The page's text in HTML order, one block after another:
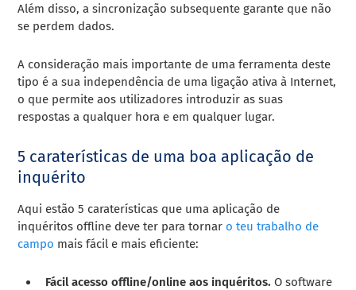
Além disso, a sincronização subsequente garante que não
se perdem dados.
A consideração mais importante de uma ferramenta deste
tipo é a sua independência de uma ligação ativa à Internet,
o que permite aos utilizadores introduzir as suas
respostas a qualquer hora e em qualquer lugar.
5 caraterísticas de uma boa aplicação de
inquérito
Aqui estão 5 caraterísticas que uma aplicação de
inquéritos offline deve ter para tornar o teu trabalho de
campo mais fácil e mais eficiente:
Fácil acesso offline/online aos inquéritos.O software